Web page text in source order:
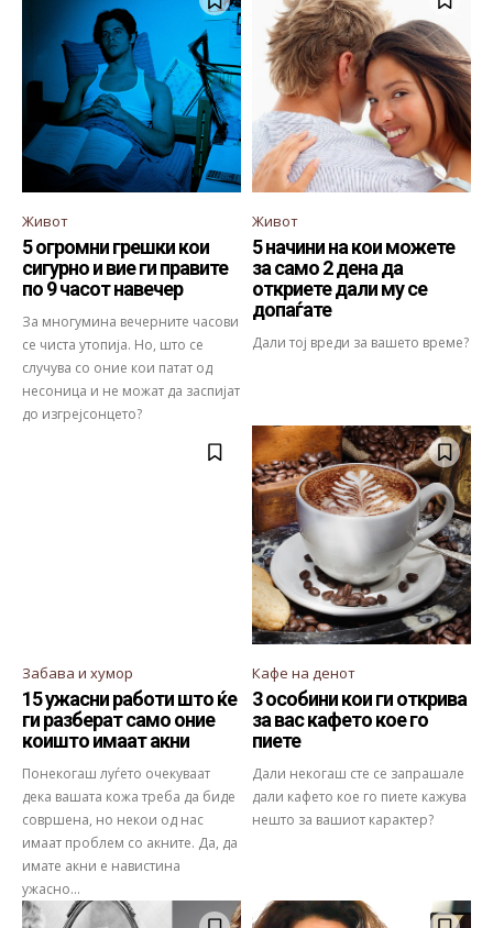
Живот
5 огромни грешки кои
сигурно и вие ги правите
по 9 часот навечер
За многумина вечерните часови
се чиста утопија. Но, што се
случува со оние кои патат од
несоница и не можат да заспијат
до изгрејсонцето?
Живот
5 начини на кои можете
за само 2 дена да
откриете дали му се
допаѓате
Дали тој вреди за вашето време?
Забава и хумор
15 ужасни работи што ќе
ги разберат само оние
коишто имаат акни
Понекогаш луѓето очекуваат
дека вашата кожа треба да биде
совршена, но некои од нас
имаат проблем со акните. Да, да
имате акни е навистина
ужасно...
Кафе на денот
3 особини кои ги открива
за вас кафето кое го
пиете
Дали некогаш сте се запрашале
дали кафето кое го пиете кажува
нешто за вашиот карактер?